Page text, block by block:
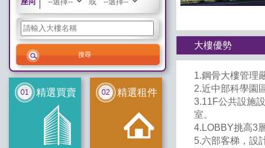
精選買賣 精選租件
大樓優勢
1.鋼骨大樓管理
2.近中部科學園
3.11F公共設施
室。
4.LOBBY挑高3
5.六部客梯，設